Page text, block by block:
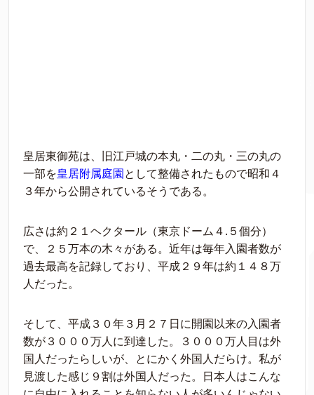
皇居東御苑は、旧江戸城の本丸・二の丸・三の丸の
一部を皇居附属庭園 として整備されたもので昭和４
３年から公開されているそうである。
広さは約２１ヘクタール（東京ドーム４.５個分）
で、２５万本の木々がある。 近年は毎年入園者数が
過去最高を記録しており、平成２９年は約１４８万
人だった。
そして、平成３０年３月２７日に開園以来の入園者
数が３０００万人に到達した。３０００万人目は外
国人だったらしいが、とにかく外国人だらけ。私が
見渡した感じ９割は外国人だった。日本人はこんな